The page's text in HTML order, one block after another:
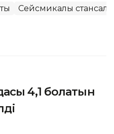
Сейсмикалық
4,1 болатын